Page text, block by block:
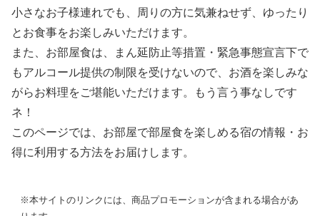
小さなお子様連れでも、周りの方に気兼ねせず、ゆったり
とお食事をお楽しみいただけます。
また、お部屋食は、まん延防止等措置・緊急事態宣言下で
もアルコール提供の制限を受けないので、お酒を楽しみな
がらお料理をご堪能いただけます。もう言う事なしです
ネ！
このページでは、お部屋で部屋食を楽しめる宿の情報・お
得に利用する方法をお届けします。
※本サイトのリンクには、商品プロモーションが含まれる場合があ